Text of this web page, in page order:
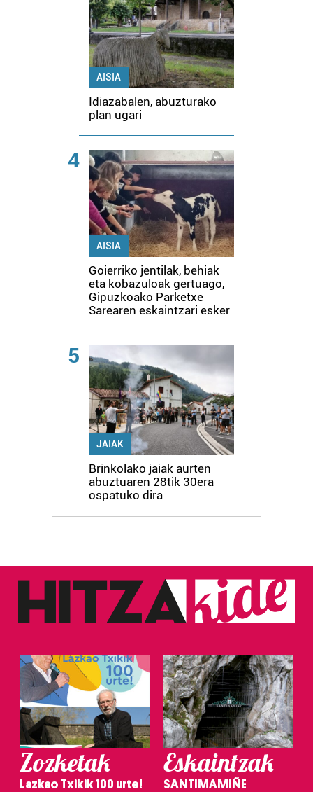
AISIA
Idiazabalen, abuzturako
plan ugari
4
AISIA
Goierriko jentilak, behiak
eta kobazuloak gertuago,
Gipuzkoako Parketxe
Sarearen eskaintzari esker
5
JAIAK
Brinkolako jaiak aurten
abuztuaren 28tik 30era
ospatuko dira
Zozketak
Lazkao Txikik 100 urte!
Eskaintzak
SANTIMAMIÑE